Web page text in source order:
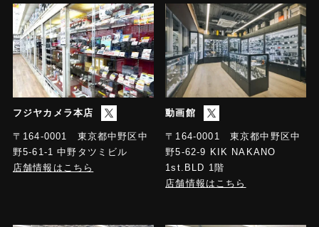
フジヤカメラ本店
〒164-0001 東京都中野区中
野5-61-1 中野タツミビル
店舗情報はこちら
動画館
〒164-0001 東京都中野区中
野5-62-9 KIK NAKANO
1st.BLD 1階
店舗情報はこちら